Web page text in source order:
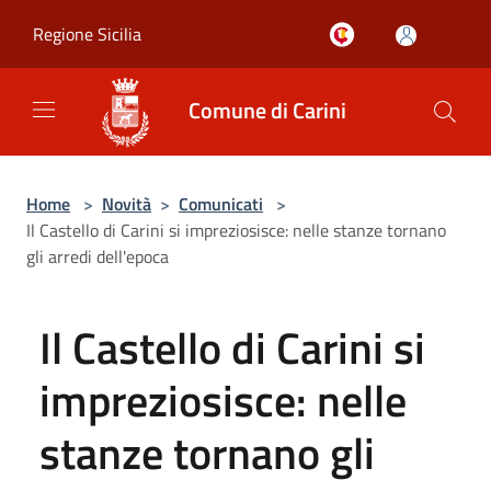
Regione Sicilia
Comune di Carini
Home > Novità > Comunicati >
Il Castello di Carini si impreziosisce: nelle stanze tornano
gli arredi dell'epoca
Il Castello di Carini si
impreziosisce: nelle
stanze tornano gli